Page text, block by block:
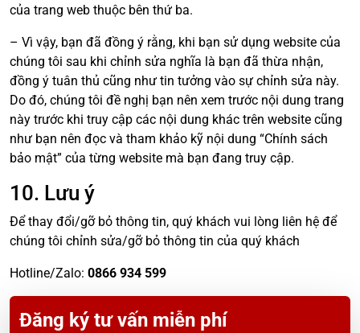
của trang web thuộc bên thứ ba.
– Vì vậy, bạn đã đồng ý rằng, khi bạn sử dụng website của
chúng tôi sau khi chỉnh sửa nghĩa là bạn đã thừa nhận,
đồng ý tuân thủ cũng như tin tưởng vào sự chỉnh sửa này.
Do đó, chúng tôi đề nghị bạn nên xem trước nội dung trang
này trước khi truy cập các nội dung khác trên website cũng
như bạn nên đọc và tham khảo kỹ nội dung “Chính sách
bảo mật” của từng website mà bạn đang truy cập.
10. Lưu ý
Để thay đổi/gỡ bỏ thông tin, quý khách vui lòng liên hệ để
chúng tôi chỉnh sửa/gỡ bỏ thông tin của quý khách
Hotline/Zalo: 0866 934 599
Đăng ký tư vấn miễn phí